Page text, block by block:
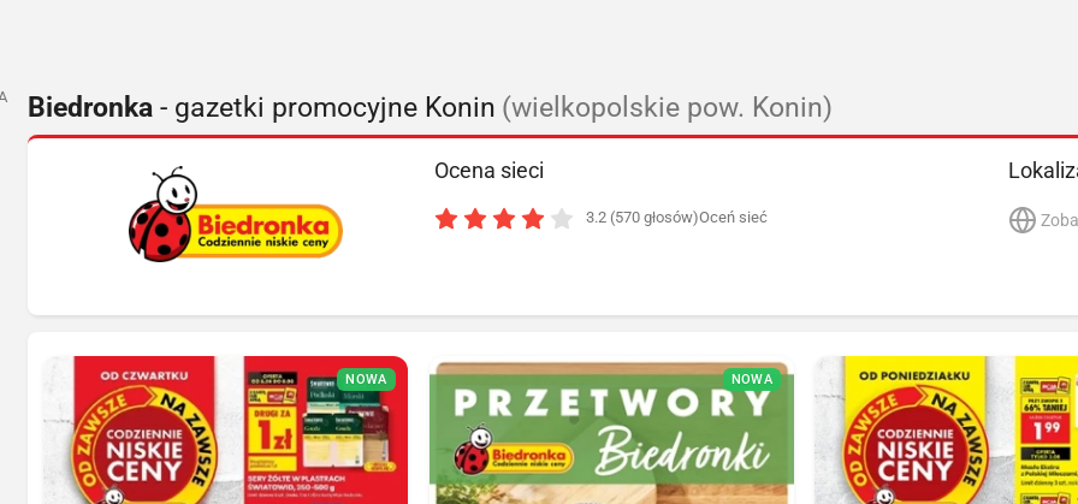
Biedronka - gazetki promocyjne Konin (wielkopolskie pow. Konin)
Ocena sieci
3.2 (570 głosów)Oceń sieć
NOWA NOWA